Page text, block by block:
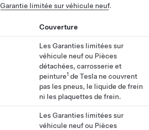
Garantie limitée sur véhicule neuf.
Couverture
Les Garanties limitées sur
véhicule neuf ou Pièces
détachées, carrosserie et
peinture1 de Tesla ne couvrent
pas les pneus, le liquide de frein
ni les plaquettes de frein.
Les Garanties limitées sur
véhicule neuf ou Pièces